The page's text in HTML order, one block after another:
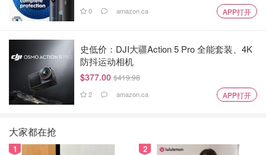
0 amazon.ca APP打开
史低价：DJI大疆Action 5 Pro 全能套装、4K
防抖运动相机
$377.00 $419.98
2 amazon.ca APP打开
大家都在抢
1 2